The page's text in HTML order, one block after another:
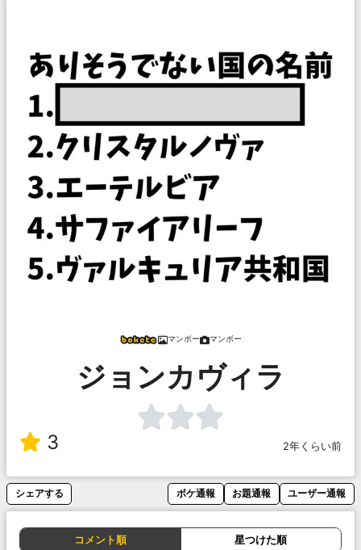
マンボー マンボー
ジョンカヴィラ
3 2年くらい前
シェアする ボケ通報 お題通報 ユーザー通報
コメント順 星つけた順